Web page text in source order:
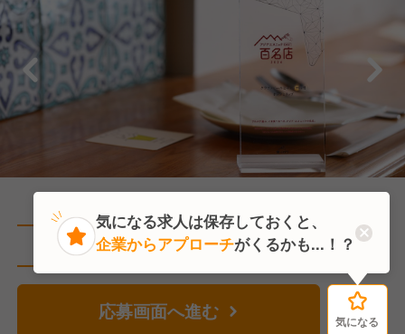
直近1人がこの求人を検討中
応募画面へ進む 気になる
気になる
気になる求人は保存しておくと、
企業からアプローチがくるかも...！？